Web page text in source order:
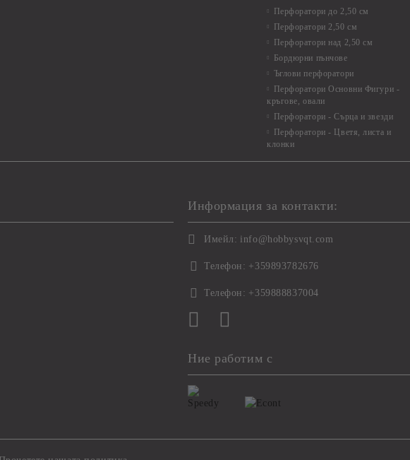
Перфоратори до 2,50 см
Перфоратори 2,50 см
Перфоратори над 2,50 см
Бордюрни пънчове
Ъглови перфоратори
Перфоратори Основни Фигури -
кръгове, овали
Перфоратори - Сърца и звезди
Перфоратори - Цветя, листа и
клонки
Информация за контакти:
Имейл: info@hobbysvqt.com
Телефон: +359893782676
Телефон: +359888837004
Ние работим с